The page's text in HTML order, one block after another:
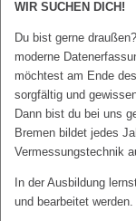
WIR SUCHEN DICH!
Du bist gerne
moderne
möchtest am Ende
sorgfältig und
Dann bist du bei uns
Bremen bildet jedes
Vermessungstechnik
In der Ausbildung
und bearbeitet